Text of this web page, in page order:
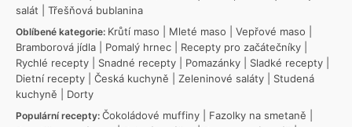
salát
Třešňová bublanina
Oblíbené kategorie: Krůtí maso Mleté maso Vepřové maso
Bramborová jídla
Pomalý hrnec Recepty pro začátečníky
Rychlé recepty
Snadné recepty Pomazánky Sladké recepty
Dietní recepty
Česká kuchyně Zeleninové saláty
Studená
kuchyně
Dorty
Populární recepty: Čokoládové muffiny Fazolky na smetaně